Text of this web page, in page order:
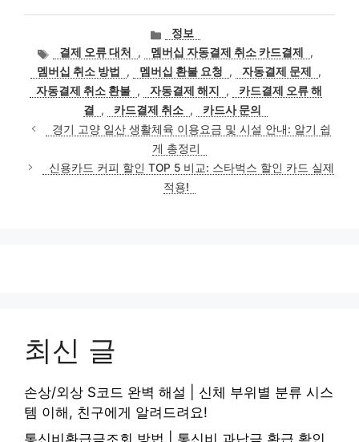
카
테
고
리
정보
태
그
결제 오류 대처 , 멤버십 자동결제 취소 카드결제
,
멤버십 취소 방법
, 멤버십 환불 요청 , 자동결제 문제
,
자동결제 취소 환불 , 자동결제 해지 ,
카드결제 오류 해
결
, 카드결제 취소 ,
카드사 문의
경기 고양 일산 생활체육 이용요금 및 시설 안내: 알기 쉽
게 총정리
신용카드 커피 할인 TOP 5 비교: 스타벅스 할인 카드 실제
적용!
최신 글
손상/외상 S코드 완벽 해설 | 신체 부위별 분류 시스
템 이해, 친구에게 알려드려요!